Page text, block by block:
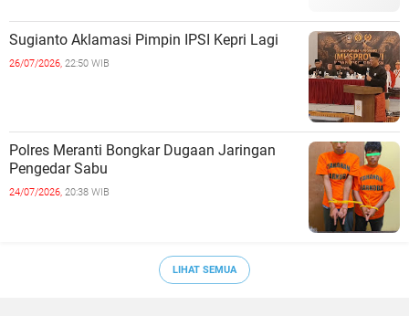
Sugianto Aklamasi Pimpin IPSI Kepri Lagi
26/07/2026, 22:50 WIB
Polres Meranti Bongkar Dugaan Jaringan
Pengedar Sabu
24/07/2026, 20:38 WIB
LIHAT SEMUA